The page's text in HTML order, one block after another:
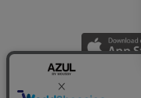
最新ニュースやスタイリング紹介